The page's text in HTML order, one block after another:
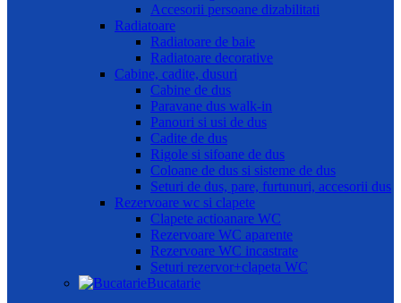
Accesorii persoane dizabilitati
Radiatoare
Radiatoare de baie
Radiatoare decorative
Cabine, cadite, dusuri
Cabine de dus
Paravane dus walk-in
Panouri si usi de dus
Cadite de dus
Rigole si sifoane de dus
Coloane de dus si sisteme de dus
Seturi de dus, pare, furtunuri, accesorii dus
Rezervoare wc si clapete
Clapete actioanare WC
Rezervoare WC aparente
Rezervoare WC incastrate
Seturi rezervor+clapeta WC
Bucatarie